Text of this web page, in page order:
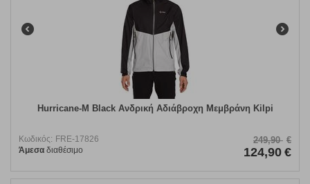
Hurricane-M Black Ανδρική Αδιάβροχη Μεμβράνη Kilpi
Κωδικός: FRE-17826
Άμεσα διαθέσιμο
249,90 €
124,90 €